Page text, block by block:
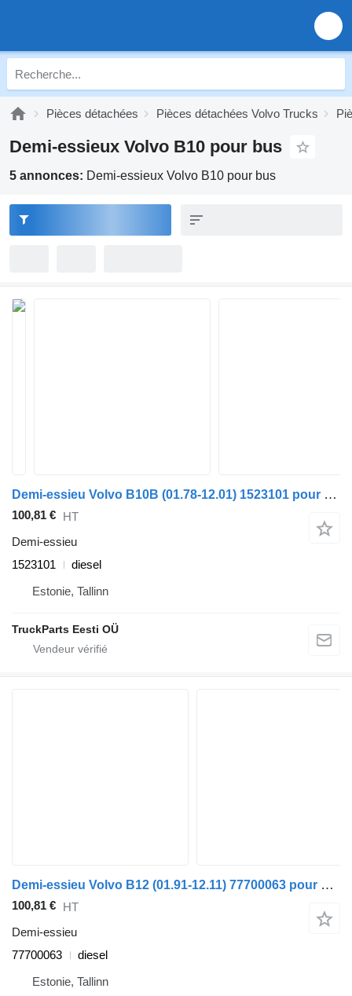
Pièces détachées Pièces détachées Volvo Trucks
Demi-essieux Volvo B10 pour bus
5 annonces: Demi-essieux Volvo B10 pour bus
Demi-essieu Volvo B10B (01.78-12.01) 1523101 pour Volvo B6, B7, B9, B10, B12 bus (1978-2011)
100,81 € HT
Demi-essieu
1523101
diesel
Estonie, Tallinn
TruckParts Eesti OÜ
Demi-essieu Volvo B12 (01.91-12.11) 77700063 pour Volvo B6, B7, B9, B10, B12 bus (1978-2011)
100,81 € HT
Demi-essieu
77700063
diesel
Estonie, Tallinn